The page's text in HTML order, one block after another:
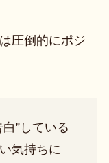
圧倒的にポジ
”している
気持ちに